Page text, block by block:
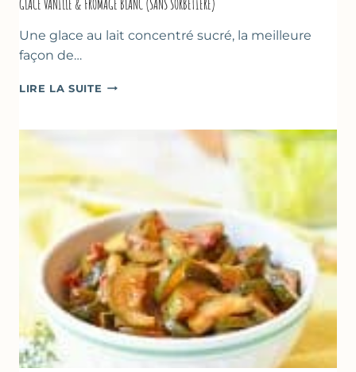
GLACE VANILLE & FROMAGE BLANC (SANS SORBETIÈRE)
Une glace au lait concentré sucré, la meilleure
façon de…
LIRE LA SUITE GLACE